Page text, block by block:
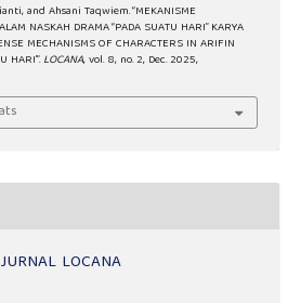
and Ahsani Taqwiem. “MEKANISME
NASKAH DRAMA “PADA SUATU HARI” KARYA
MECHANISMS OF CHARACTERS IN ARIFIN
HARI’”.LOCANA, vol. 8, no. 2, Dec. 2025,
LOCANA